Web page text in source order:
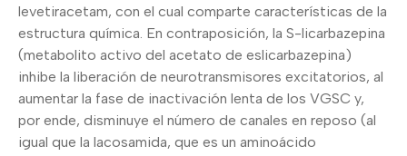
levetiracetam, con el cual comparte características de la
estructura química. En contraposición, la S-licarbazepina
(metabolito activo del acetato de eslicarbazepina)
inhibe la liberación de neurotransmisores excitatorios, al
aumentar la fase de inactivación lenta de los VGSC y,
por ende, disminuye el número de canales en reposo (al
igual que la lacosamida, que es un aminoácido